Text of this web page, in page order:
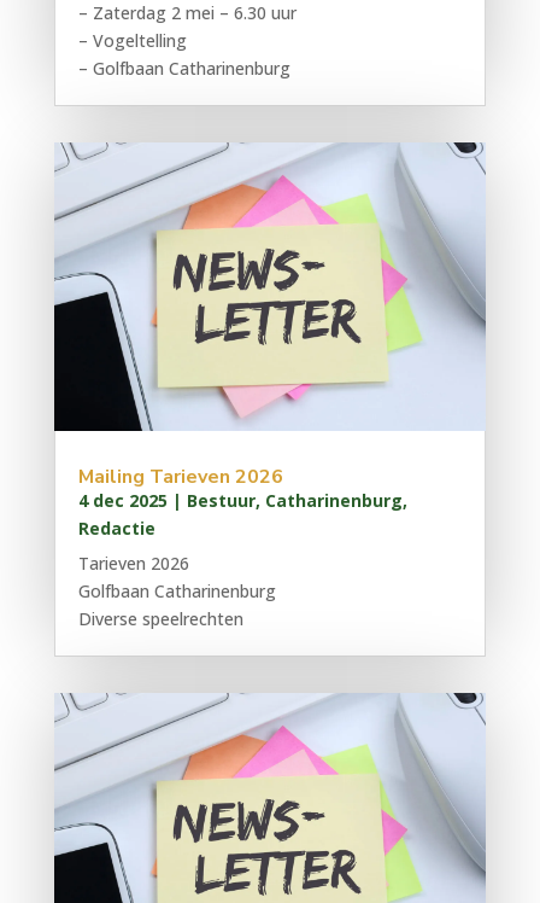
– Zaterdag 2 mei – 6.30 uur
– Vogeltelling
– Golfbaan Catharinenburg
Mailing Tarieven 2026
4 dec 2025 | Bestuur, Catharinenburg,
Redactie
Tarieven 2026
Golfbaan Catharinenburg
Diverse speelrechten